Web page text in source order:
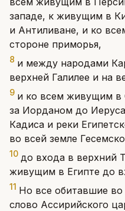
западе, к живущим в
и Антиливане, и ко
стороне приморья,
8 и между народами
верхней Галилее и на
9 и ко всем живущим в
за Иорданом до
Кадиса и реки
во всей земле
10 до входа в верхний
живущим в Египте до
11 Но все обитавшие во
слово Ассирийского